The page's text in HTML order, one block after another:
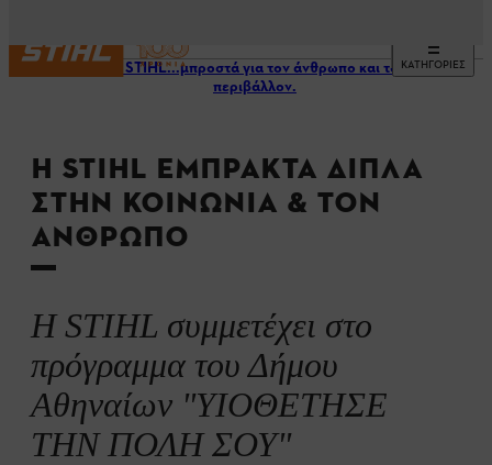
ΚΑΤΗΓΟΡΙΕΣ
Η STIHL...μπροστά για τον άνθρωπο και το
περιβάλλον.
Η STIHL ΕΜΠΡΑΚΤΑ ΔΙΠΛΑ
ΣΤΗΝ ΚΟΙΝΩΝΙΑ & ΤΟΝ
ΑΝΘΡΩΠΟ
Η STIHL συμμετέχει στο
πρόγραμμα του Δήμου
Αθηναίων "ΥΙΟΘΕΤΗΣΕ
ΤΗΝ ΠΟΛΗ ΣΟΥ"